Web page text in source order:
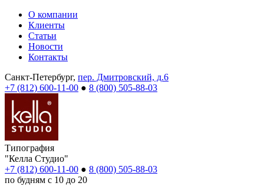
О компании
Клиенты
Статьи
Новости
Контакты
Санкт-Петербург, пер. Дмитровский, д.6
+7 (812) 600-11-00 ● 8 (800) 505-88-03
Типография
"Келла Студио"
+7 (812) 600-11-00 ● 8 (800) 505-88-03
по будням с 10 до 20